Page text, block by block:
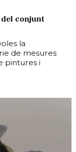
conjunt
la
de mesures
pintures i